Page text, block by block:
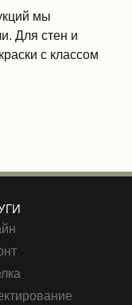
мы
Для стен и
с классом